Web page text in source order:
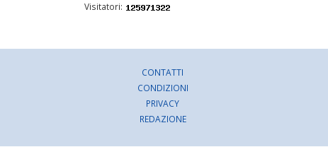
Visitatori:
CONTATTI
CONDIZIONI
PRIVACY
REDAZIONE